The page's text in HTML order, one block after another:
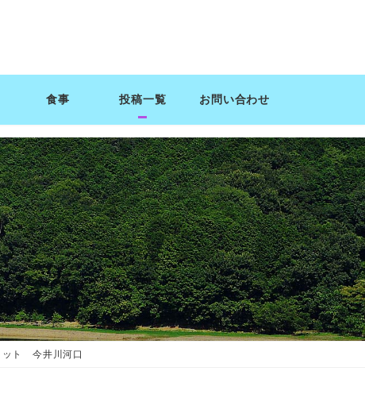
食事 投稿一覧 お問い合わせ
ト 今井川河口